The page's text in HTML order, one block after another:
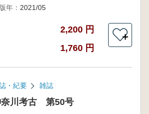
年： 2021/05
2,200 円
1,760 円
＋
・紀要 雑誌
奈川考古 第50号